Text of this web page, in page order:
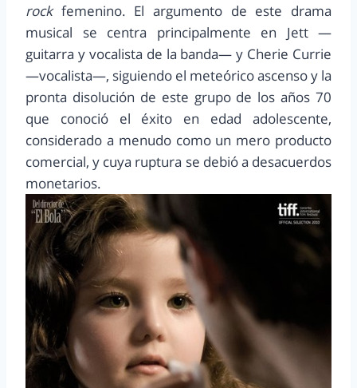
rockfemenino. El argumento de este drama
musical se centra principalmente en Jett —
guitarra y vocalista de la banda— y Cherie Currie
—vocalista—, siguiendo el meteórico ascenso y la
pronta disolución de este grupo de los años 70
que conoció el éxito en edad adolescente,
considerado a menudo como un mero producto
comercial, y cuya ruptura se debió a desacuerdos
monetarios.